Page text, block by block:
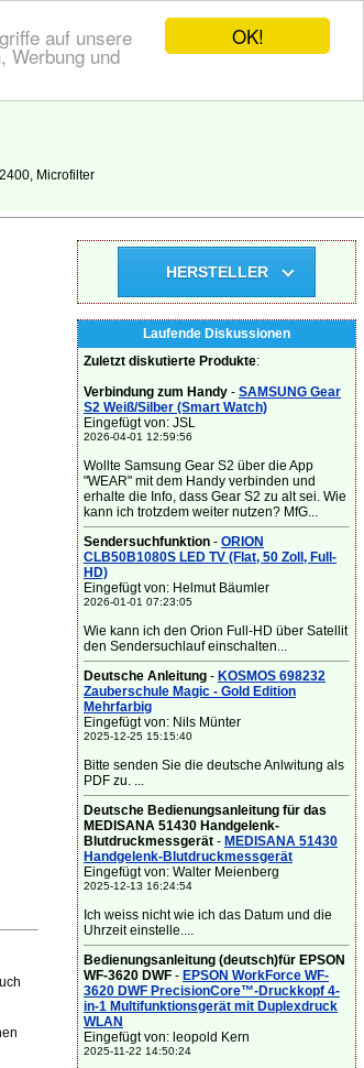
OK!
auf unsere
Werbung und
Microfilter
HERSTELLER
Laufende Diskussionen
Zuletzt diskutierte Produkte:
Verbindung zum Handy - SAMSUNG Gear
S2 Weiß/Silber (Smart Watch)
Eingefügt von: JSL
2026-04-01 12:59:56
Wollte Samsung Gear S2 über die App
"WEAR" mit dem Handy verbinden und
erhalte die Info, dass Gear S2 zu alt sei. Wie
kann ich trotzdem weiter nutzen? MfG...
Sendersuchfunktion - ORION
CLB50B1080S LED TV (Flat, 50 Zoll, Full-
HD)
Eingefügt von: Helmut Bäumler
2026-01-01 07:23:05
Wie kann ich den Orion Full-HD über Satellit
den Sendersuchlauf einschalten...
Deutsche Anleitung - KOSMOS 698232
Zauberschule Magic - Gold Edition
Mehrfarbig
Eingefügt von: Nils Münter
2025-12-25 15:15:40
Bitte senden Sie die deutsche Anlwitung als
PDF zu. ...
Deutsche Bedienungsanleitung für das
MEDISANA 51430 Handgelenk-
Blutdruckmessgerät - MEDISANA 51430
Handgelenk-Blutdruckmessgerät
Eingefügt von: Walter Meienberg
2025-12-13 16:24:54
Ich weiss nicht wie ich das Datum und die
Uhrzeit einstelle....
Bedienungsanleitung (deutsch)für EPSON
WF-3620 DWF - EPSON WorkForce WF-
3620 DWF PrecisionCore™-Druckkopf 4-
in-1 Multifunktionsgerät mit Duplexdruck
WLAN
Eingefügt von: leopold Kern
2025-11-22 14:50:24